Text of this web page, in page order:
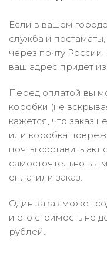
Если в вашем
служба и постаматы,
через почту
ваш адрес придет
Перед оплатой вы
коробки (не
кажется, что заказ
или коробка
почты составить
самостоятельно вы
оплатили заказ.
Один заказ может
и его стоимость не
рублей.